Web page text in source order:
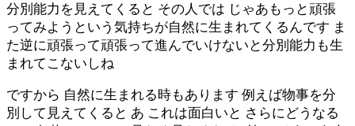
分別能力を見えてくると その人では じゃあもっと頑張
ってみようという気持ちが自然に生まれてくるんです ま
た逆に頑張って頑張って進んでいけないと分別能力も生
まれてこないしね
ですから 自然に生まれる時もあります 例えば物事を分
別して見えてくると あ これは面白いと さらにどうなる